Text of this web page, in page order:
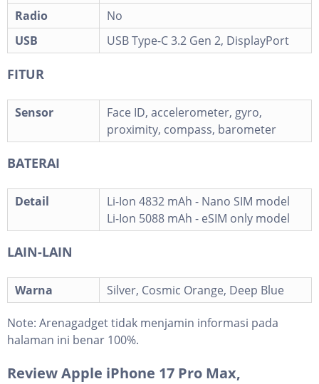
Radio
No
USB
USB Type-C 3.2 Gen 2, DisplayPort
FITUR
Sensor
Face ID, accelerometer, gyro,
proximity, compass, barometer
BATERAI
Detail
Li-Ion 4832 mAh - Nano SIM model
Li-Ion 5088 mAh - eSIM only model
LAIN-LAIN
Warna Silver, Cosmic Orange, Deep Blue
Note: Arenagadget tidak menjamin informasi pada
halaman ini benar 100%.
Review Apple iPhone 17 Pro Max,